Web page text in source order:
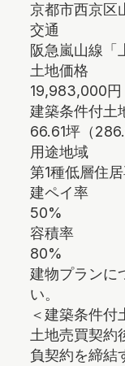
京都市西京区
交通
阪急嵐山線「
土地価格
19,983,000円
建築条件付土
66.61坪（
用途地域
第1種低層住
建ペイ率
50%
容積率
80%
建物プランに
い。
＜建築条件付
土地売買契約
負契約を締結